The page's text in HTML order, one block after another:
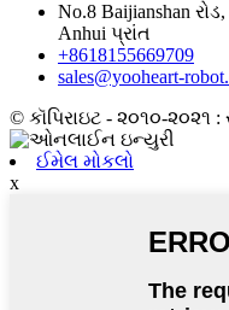
No.8 Baijianshan
Anhui પ્રાંત
+8618155669709
sales@yooheart-
© કૉપિરાઇટ - ૨૦૧૦-૨૦૨૧ :
ઈમેલ મોકલો
x